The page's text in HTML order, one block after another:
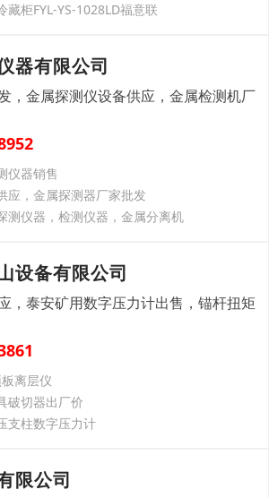
柜FYL-YS-1028LD福意联
器有限公司
，金属探测仪设备供应，金属检测机厂
仪器销售
应，金属探测器厂家批发
测仪器，检测仪器，金属分离机
设备有限公司
，泰安矿用数字压力计出售，锚杆扭矩
离层仪
破切器出厂价
支柱数字压力计
限公司